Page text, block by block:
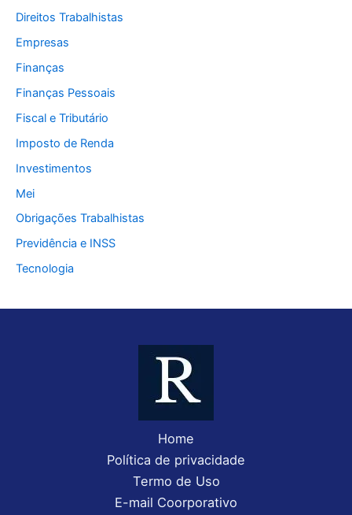
Direitos Trabalhistas
Empresas
Finanças
Finanças Pessoais
Fiscal e Tributário
Imposto de Renda
Investimentos
Mei
Obrigações Trabalhistas
Previdência e INSS
Tecnologia
Home
Política de privacidade
Termo de Uso
E-mail Coorporativo